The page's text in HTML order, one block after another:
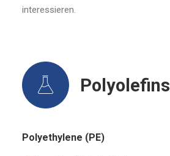
interessieren.
Polyolefins
Polyethylene (PE)